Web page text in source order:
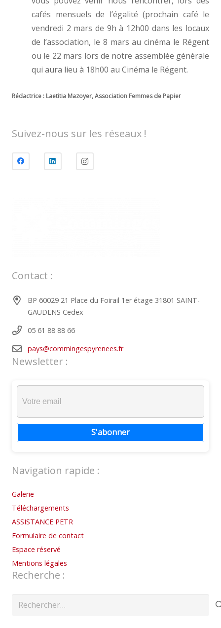
cafés mensuels de l’égalité (prochain café le
vendredi 2 mars de 9h à 12h00 dans les locaux
de l’association, le 8 mars au cinéma le Régent
ou le 22 mars lors de notre assemblée générale
qui aura lieu à 18h00 au Cinéma le Régent.
Rédactrice : Laetitia Mazoyer, Association Femmes de Papier
Suivez-nous sur les réseaux !
Contact :
BP 60029 21 Place du Foirail 1er étage 31801 SAINT-
GAUDENS Cedex
05 61 88 88 66
pays@commingespyrenees.fr
Newsletter :
S'abonner
Navigation rapide :
Galerie
Téléchargements
ASSISTANCE PETR
Formulaire de contact
Espace réservé
Mentions légales
Recherche :